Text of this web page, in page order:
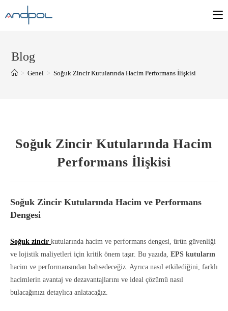
Blog
> Genel > Soğuk Zincir Kutularında Hacim Performans İlişkisi
Soğuk Zincir Kutularında Hacim
Performans İlişkisi
Soğuk Zincir Kutularında Hacim ve Performans
Dengesi
Soğuk zincir kutularında hacim ve performans dengesi, ürün güvenliği
ve lojistik maliyetleri için kritik önem taşır. Bu yazıda, EPS kutuların
hacim ve performansından bahsedeceğiz. Ayrıca nasıl etkilediğini, farklı
hacimlerin avantaj ve dezavantajlarını ve ideal çözümü nasıl
bulacağınızı detaylıca anlatacağız.